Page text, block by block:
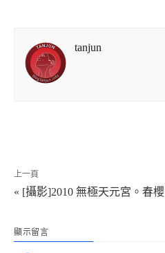
tanjun
上一頁
« [攝影]2010 無極天元宮。春櫻
顯示留言